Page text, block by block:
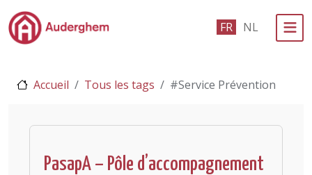
Passer au contenu principal FR NL
eGuichet
Vivre à Auderghem
Accueil Tous les tags #Service Prévention
PasapA – Pôle d’accompagnement